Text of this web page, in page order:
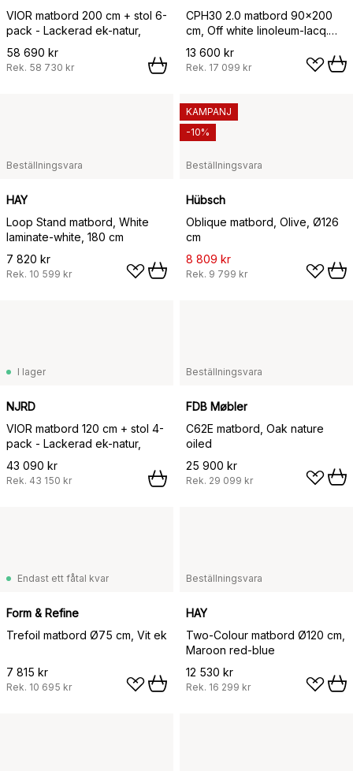
VIOR matbord 200 cm + stol 6-
pack - Lackerad ek-natur,
58 690 kr
Rek. 58 730 kr
CPH30 2.0 matbord 90x200
cm, Off white linoleum-lacq.
oak
13 600 kr
Rek. 17 099 kr
Beställningsvara
HAY
Loop Stand matbord, White
laminate-white, 180 cm
7 820 kr
Rek. 10 599 kr
Beställningsvara
Hübsch
Oblique matbord, Olive, Ø126
cm
8 809 kr
Rek. 9 799 kr
KAMPANJ
-10%
I lager
NJRD
VIOR matbord 120 cm + stol 4-
pack - Lackerad ek-natur,
43 090 kr
Rek. 43 150 kr
Beställningsvara
FDB Møbler
C62E matbord, Oak nature
oiled
25 900 kr
Rek. 29 099 kr
Endast ett fåtal kvar
Form & Refine
Trefoil matbord Ø75 cm, Vit ek
7 815 kr
Rek. 10 695 kr
Beställningsvara
HAY
Two-Colour matbord Ø120 cm,
Maroon red-blue
12 530 kr
Rek. 16 299 kr